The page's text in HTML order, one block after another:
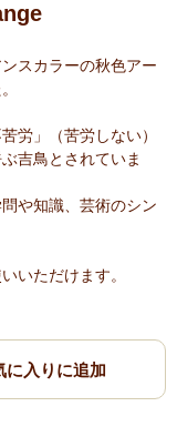
スカラーの秋色アー
労」（苦労しない）
吉鳥とされていま
や知識、芸術のシン
いただけます。